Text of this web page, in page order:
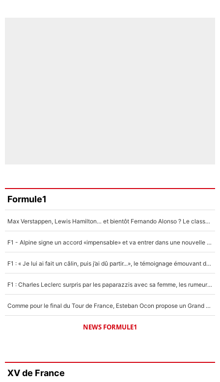
Formule1
Max Verstappen, Lewis Hamilton… et bientôt Fernando Alonso ? Le classement des pilotes les mieux payés en Formule 1 risque de changer !
F1 - Alpine signe un accord «impensable» et va entrer dans une nouvelle dimension : Grande nouvelle pour Pierre Gasly !
F1 : « Je lui ai fait un câlin, puis j’ai dû partir...», le témoignage émouvant de Max Verstappen sur sa fille
F1 : Charles Leclerc surpris par les paparazzis avec sa femme, les rumeurs étaient vraies !
Comme pour le final du Tour de France, Esteban Ocon propose un Grand Prix de Formule 1 à Paris : «Autour de l’Arc de Triomphe, ce serait génial» !
NEWS FORMULE1
XV de France